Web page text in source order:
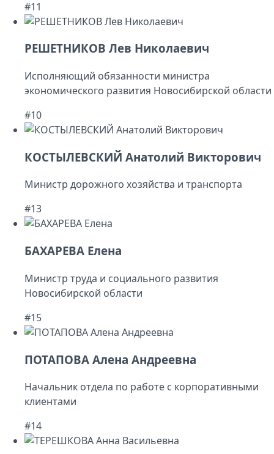
#11
РЕШЕТНИКОВ Лев Николаевич
Исполняющий обязанности министра
экономического развития Новосибирской области
#10
КОСТЫЛЕВСКИЙ Анатолий Викторович
Министр дорожного хозяйства и транспорта
#13
БАХАРЕВА Елена
Министр труда и социального развития
Новосибирской области
#15
ПОТАПОВА Алена Андреевна
Начальник отдела по работе с корпоративными
клиентами
#14